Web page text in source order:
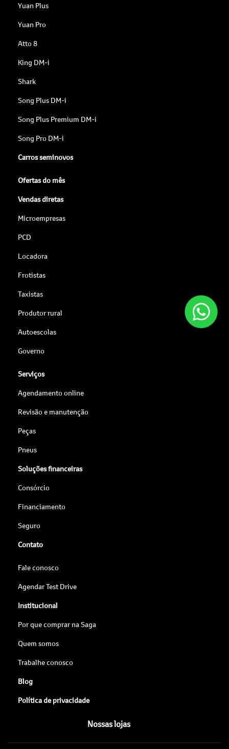
Yuan Plus
Yuan Pro
Atto 8
King DM-i
Shark
Song Plus DM-i
Song Plus Premium DM-i
Song Pro DM-i
Carros seminovos
Ofertas do mês
Vendas diretas
Microempresas
PCD
Locadora
Frotistas
Taxistas
Produtor rural
Autoescolas
Governo
Serviços
Agendamento online
Revisão e manutenção
Peças
Pneus
Soluções financeiras
Consórcio
Financiamento
Seguro
Contato
Fale conosco
Agendar Test Drive
Institucional
Por que comprar na Saga
Quem somos
Trabalhe conosco
Blog
Política de privacidade
Nossas lojas